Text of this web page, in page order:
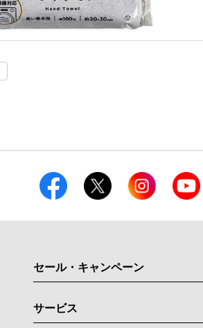
セール・キャンペーン
サービス